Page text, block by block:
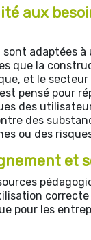
aux
sont adaptées à
que la
et le secteur
pensé pour
des
des
ou des
et
correcte
pour les